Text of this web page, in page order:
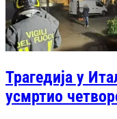
Трагедија у
усмртио